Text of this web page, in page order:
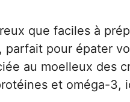
que faciles à
pour épater
au moelleux des
et oméga-3,